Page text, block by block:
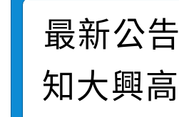
動辦法」
轉知臺中
城市手牽
畫影片一案
轉知：「
劇比賽實
轉知：桃
最新公
知大興